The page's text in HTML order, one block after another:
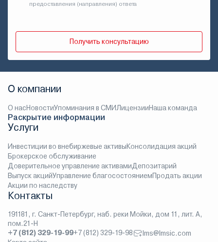
предоставления (направления) ответа
Получить консультацию
О компании
О насНовостиУпоминания в СМИЛицензииНаша команда
Раскрытие информации
Услуги
Инвестиции во внебиржевые активыКонсолидация акций
Брокерское обслуживание
Доверительное управление активамиДепозитарий
Выпуск акцийУправление благосостояниемПродать акции
Акции по наследству
Контакты
191181, г. Санкт-Петербург, наб. реки Мойки, дом 11, лит. А,
пом.21-Н
+7 (812) 329-19-99+7 (812) 329-19-98
lms@lmsic.com